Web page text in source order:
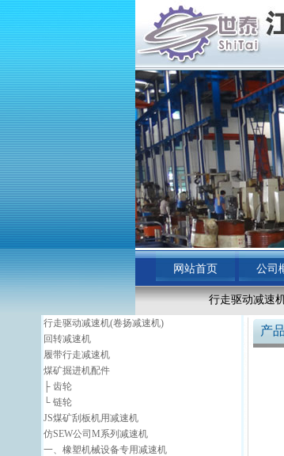
网站首页 公司
行走驱动减速
行走驱动减速机(卷扬减速机)
回转减速机
履带行走减速机
煤矿掘进机配件
├ 齿轮
└ 链轮
JS煤矿刮板机用减速机
仿SEW公司M系列减速机
一、橡塑机械设备专用减速机
产